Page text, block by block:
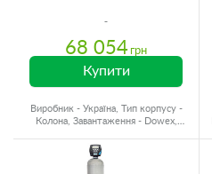
68 054 грн
Купити
Виробник - Україна, Тип корпусу -
Колона, Завантаження - Dowex,